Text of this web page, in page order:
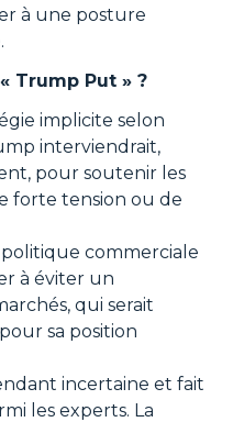
à une posture
Trump Put » ?
implicite selon
interviendrait,
pour soutenir les
forte tension ou de
commerciale
à éviter un
qui serait
sa position
incertaine et fait
les experts. La